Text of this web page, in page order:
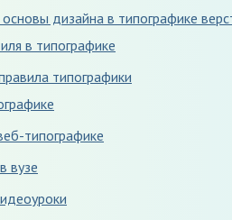
дизайна в типографике
в типографике
типографики
типографике
вузе